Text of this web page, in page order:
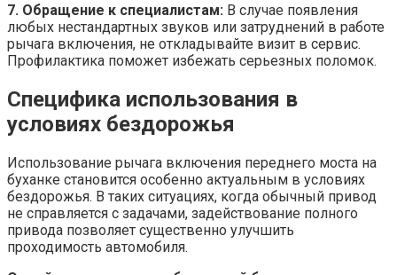
7. Обращение к специалистам: В случае появления
любых нестандартных звуков или затруднений в работе
рычага включения, не откладывайте визит в сервис.
Профилактика поможет избежать серьезных поломок.
Специфика использования в
условиях бездорожья
Использование рычага включения переднего моста на
буханке становится особенно актуальным в условиях
бездорожья. В таких ситуациях, когда обычный привод
не справляется с задачами, задействование полного
привода позволяет существенно улучшить
проходимость автомобиля.